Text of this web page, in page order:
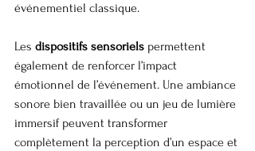
événementiel classique.
Les dispositifs sensoriels permettent
également de renforcer l’impact
émotionnel de l’événement. Une ambiance
sonore bien travaillée ou un jeu de lumière
immersif peuvent transformer
complètement la perception d’un espace et